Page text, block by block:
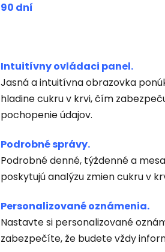
90 dní
Intuitívny ovládaci panel.
Jasná a intuitívna obrazovka
hladine cukru v krvi, čím
pochopenie údajov.
Podrobné správy.
Podrobné denné, týždenné a
poskytujú analýzu zmien cukru v
Personalizované oznámenia.
Nastavte si personalizované
zabezpečíte, že budete vždy